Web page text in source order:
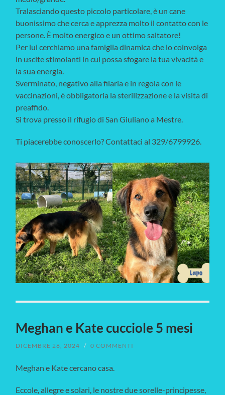
Tralasciando questo piccolo particolare, è un cane
buonissimo che cerca e apprezza molto il contatto con le
persone. È molto energico e un ottimo saltatore!
Per lui cerchiamo una famiglia dinamica che lo coinvolga
in uscite stimolanti in cui possa sfogare la tua vivacità e
la sua energia.
Sverminato, negativo alla filaria e in regola con le
vaccinazioni, è obbligatoria la sterilizzazione e la visita di
preaffido.
Si trova presso il rifugio di San Giuliano a Mestre.
Ti piacerebbe conoscerlo? Contattaci al 329/6799926.
Meghan e Kate cucciole 5 mesi
DICEMBRE 28, 2024 / 0 COMMENTI
Meghan e Kate cercano casa.
Eccole, allegre e solari, le nostre due sorelle-principesse,